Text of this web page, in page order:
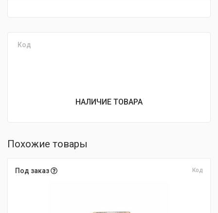
Код
НАЛИЧИЕ ТОВАРА
Похожие товары
Под заказ Код